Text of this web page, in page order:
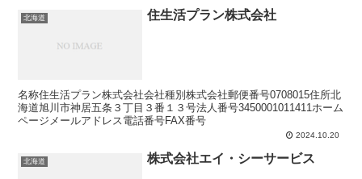
北海道 住生活プラン株式会社
名称住生活プラン株式会社会社種別株式会社郵便番号0708015住所北
海道旭川市神居五条３丁目３番１３号法人番号3450001011411ホーム
ページメールアドレス電話番号FAX番号
2024.10.20
北海道 株式会社エイ・シーサービス